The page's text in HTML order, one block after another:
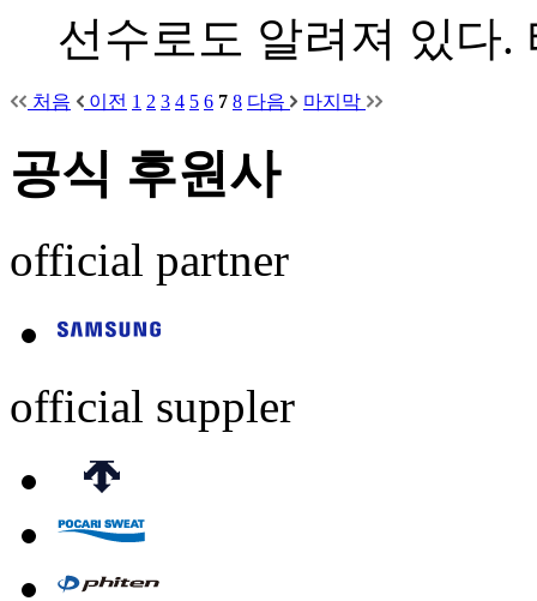
선수로도 알려져 있다
처음 이전 1 2 3 4 5 6 7 8 다음 마지막
공식 후원사
official partner
official suppler